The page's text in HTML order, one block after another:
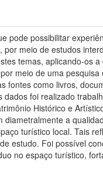
pode possibilitar
meio de estudos
temas, aplicando-os a
meio de uma pesquisa
fontes como livros,
foi realizado
Histórico e
a
turístico local. Tais
estudo. Foi possível
no espaço turístico,